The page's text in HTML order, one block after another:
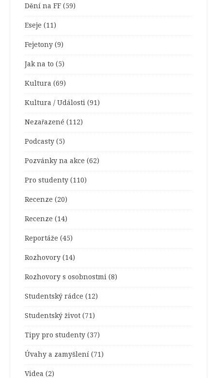
Dění na FF (59)
Eseje (11)
Fejetony (9)
Jak na to (5)
Kultura (69)
Kultura / Události (91)
Nezařazené (112)
Podcasty (5)
Pozvánky na akce (62)
Pro studenty (110)
Recenze (20)
Recenze (14)
Reportáže (45)
Rozhovory (14)
Rozhovory s osobnostmi (8)
Studentský rádce (12)
Studentský život (71)
Tipy pro studenty (37)
Úvahy a zamyšlení (71)
Videa (2)